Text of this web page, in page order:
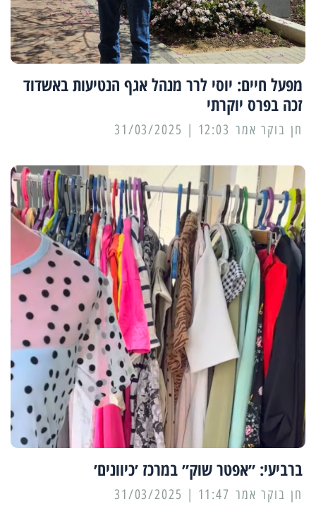
מפעל חיים: יוסי לרר מנהל אגף הנטיעות באשדוד
זכה בפרס יוקרתי
12:03 | 31/03/2025
ברביעי: ״אפטר שוק״ במרכז ׳כיוונים׳
11:47 | 31/03/2025